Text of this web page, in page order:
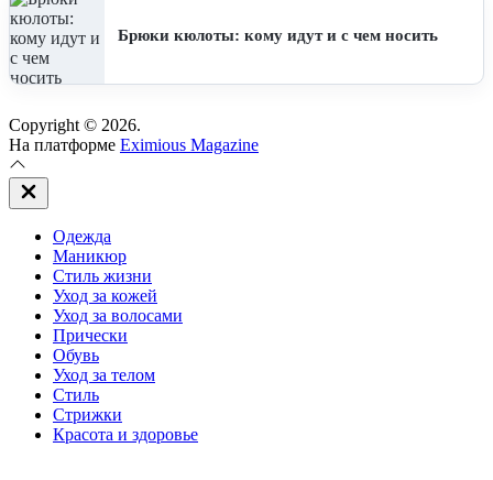
Брюки кюлоты: кому идут и с чем носить
Copyright © 2026.
На платформе Eximious Magazine
Закрыть
вне
Одежда
Маникюр
Стиль жизни
Уход за кожей
Уход за волосами
Прически
Обувь
Уход за телом
Стиль
Стрижки
Красота и здоровье